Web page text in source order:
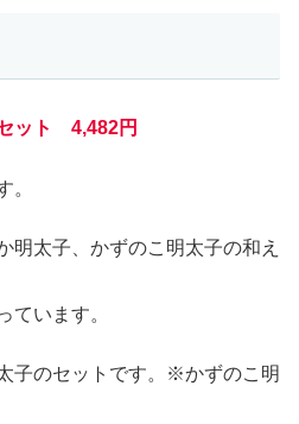
ット 4,482円
。
明太子、かずのこ明太子の和え
ています。
子のセットです。※かずのこ明